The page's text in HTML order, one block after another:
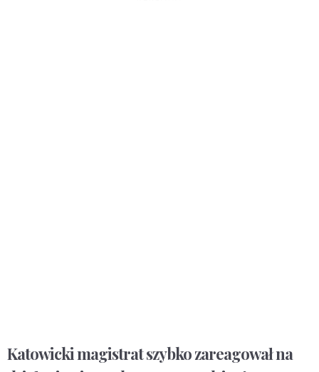
Katowicki magistrat szybko zareagował na